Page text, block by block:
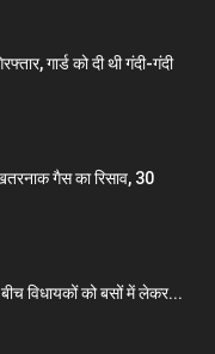
गार्ड को दी थी गंदी-गंदी
गैस का रिसाव, 30
विधायकों को बसों में लेकर...